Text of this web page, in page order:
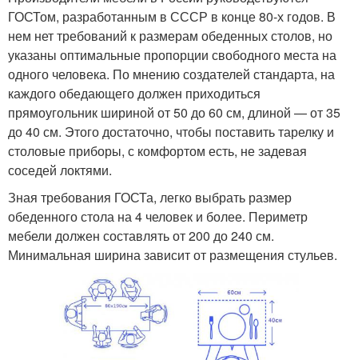
ГОСТом, разработанным в СССР в конце 80-х годов. В
нем нет требований к размерам обеденных столов, но
указаны оптимальные пропорции свободного места на
одного человека. По мнению создателей стандарта, на
каждого обедающего должен приходиться
прямоугольник шириной от 50 до 60 см, длиной — от 35
до 40 см. Этого достаточно, чтобы поставить тарелку и
столовые приборы, с комфортом есть, не задевая
соседей локтями.
Зная требования ГОСТа, легко выбрать размер
обеденного стола на 4 человек и более. Периметр
мебели должен составлять от 200 до 240 см.
Минимальная ширина зависит от размещения стульев.